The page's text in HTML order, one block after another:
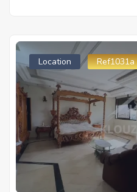
Location Ref1031a